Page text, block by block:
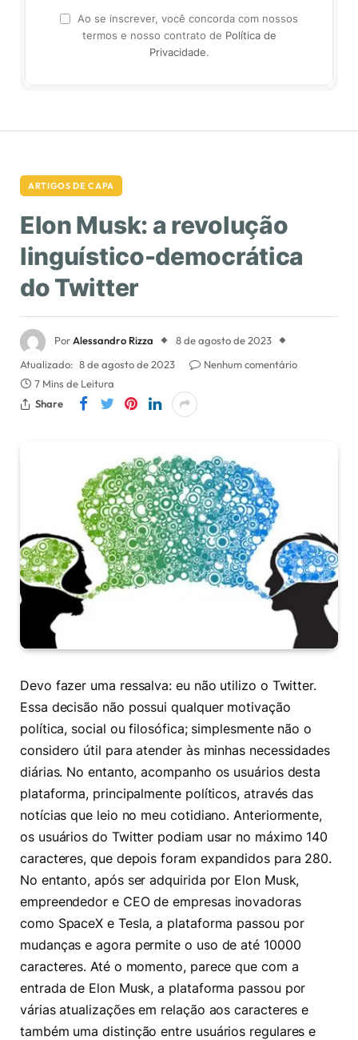
Ao se inscrever, você concorda com nossos
termos e nosso contrato de Política de
Privacidade.
ARTIGOS DE CAPA
Elon Musk: a revolução
linguístico-democrática
do Twitter
Por Alessandro Rizza
8 de agosto de 2023
Atualizado: 8 de agosto de 2023
Nenhum comentário
7 Mins de Leitura
Share
Devo fazer uma ressalva: eu não utilizo o Twitter.
Essa decisão não possui qualquer motivação
política, social ou filosófica; simplesmente não o
considero útil para atender às minhas necessidades
diárias. No entanto, acompanho os usuários desta
plataforma, principalmente políticos, através das
notícias que leio no meu cotidiano. Anteriormente,
os usuários do Twitter podiam usar no máximo 140
caracteres, que depois foram expandidos para 280.
No entanto, após ser adquirida por Elon Musk,
empreendedor e CEO de empresas inovadoras
como SpaceX e Tesla, a plataforma passou por
mudanças e agora permite o uso de até 10000
caracteres. Até o momento, parece que com a
entrada de Elon Musk, a plataforma passou por
várias atualizações em relação aos caracteres e
também uma distinção entre usuários regulares e